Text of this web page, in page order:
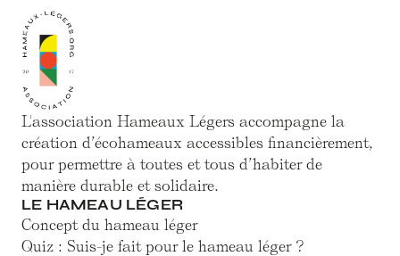
L'association Hameaux Légers accompagne la
création d’écohameaux accessibles financièrement,
pour permettre à toutes et tous d’habiter de
manière durable et solidaire.
LE HAMEAU LÉGER
Concept du hameau léger
Quiz : Suis-je fait pour le hameau léger ?